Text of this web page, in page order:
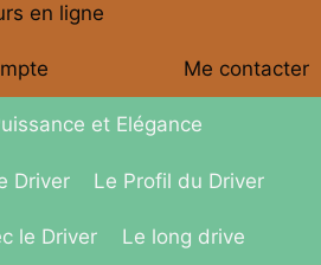
en ligne
Me contacter
et Elégance
Driver Le Profil du Driver
le Driver Le long drive